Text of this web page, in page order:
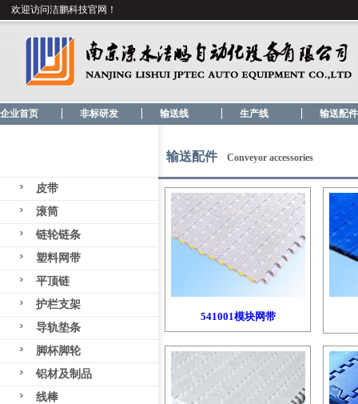
欢迎访问洁鹏科技官网！
企业首页 非标研发 输送线 生产线 输送配件
皮带
滚筒
链轮链条
塑料网带
平顶链
护栏支架
导轨垫条
脚杯脚轮
铝材及制品
线棒
输送配件 Conveyor accessories
541001模块网带